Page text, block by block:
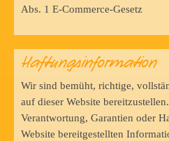
Abs. 1 E-Commerce-Gesetz
Haftungsinformation
Wir sind bemüht, richtige,
auf dieser Website
Verantwortung, Garantien oder
Website bereitgestellten